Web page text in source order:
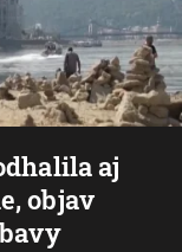
aj
objav